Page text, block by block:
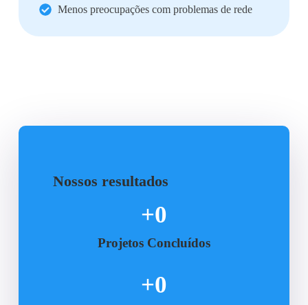
Menos preocupações com problemas de rede
Nossos resultados
Projetos Concluídos
+0
+0